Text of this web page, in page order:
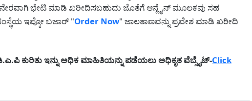
ನೇರವಾಗಿ ಭೇಟಿ ಮಾಡಿ ಖರೀದಿಸಬಹುದು ಜೊತೆಗೆ ಆನ್ಲೈನ್ ಮೂಲಕವು ಸಹ
ಇಪ್ಕೋ ಬಜಾರ್ "Order Now" ಜಾಲತಾಣವನ್ನು ಪ್ರವೇಶ ಮಾಡಿ ಖರೀದಿ
ಕುರಿತು ಇನ್ನು ಅಧಿಕ ಮಾಹಿತಿಯನ್ನು ಪಡೆಯಲು ಅಧಿಕೃತ ವೆಬ್ಸೈಟ್-Click